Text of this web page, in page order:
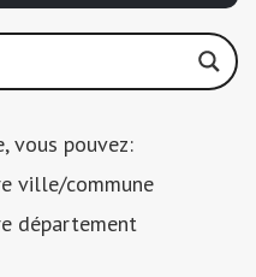
vous pouvez:
ville/commune
département